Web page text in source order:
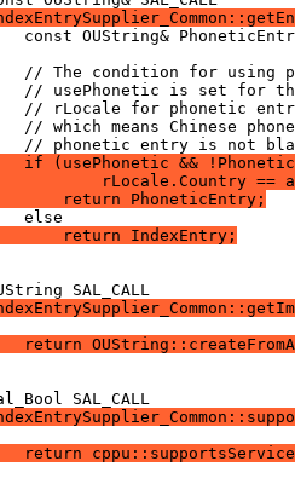
if (usePhonetic &&
rLocale.Country ==
return PhoneticEntry;
return IndexEntry;
return
return